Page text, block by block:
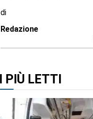
di
Redazione
I PIÙ LETTI